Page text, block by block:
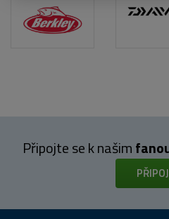
Připojte se k našim